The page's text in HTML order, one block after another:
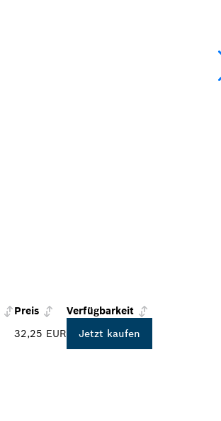
Preis
Verfügbarkeit
32,25 EUR
Jetzt kaufen